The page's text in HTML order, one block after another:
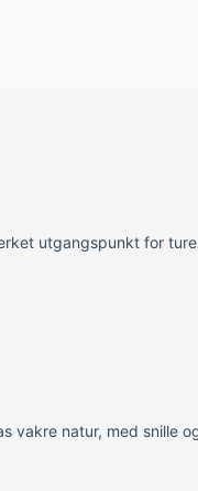
utgangspunkt for
vakre natur, med